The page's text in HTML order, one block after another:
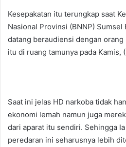
Kesepakatan itu terungkap saat
Nasional Provinsi (BNNP)
datang beraudiensi dengan
itu di ruang tamunya pada Kamis,
Saat ini jelas HD narkoba tidak
ekonomi lemah namun juga
dari aparat itu sendiri. Sehingga
peredaran ini seharusnya lebih